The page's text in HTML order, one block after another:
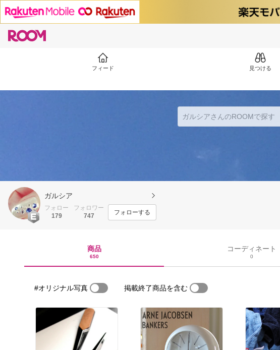
フィード 見つける
ガルシア
フォロー
179
フォロワー
747
フォローする
商品
650
コーディネート
0
#オリジナル写真 掲載終了商品を含む